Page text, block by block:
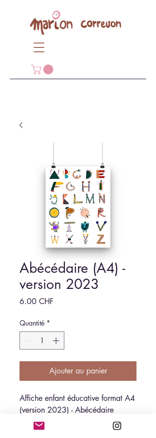
Abécédaire (A4) -
version 2023
6.00 CHF
Quantité *
Ajouter au panier
Affiche enfant éducative format A4
(version 2023) - Abécédaire
illustré
(Vendu sans cadre)